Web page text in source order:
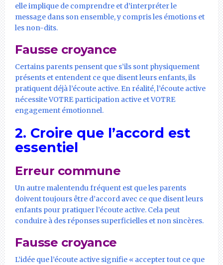
elle implique de comprendre et d’interpréter le
message dans son ensemble, y compris les émotions et
les non-dits.
Fausse croyance
Certains parents pensent que s’ils sont physiquement
présents et entendent ce que disent leurs enfants, ils
pratiquent déjà l’écoute active. En réalité, l’écoute active
nécessite VOTRE participation active et VOTRE
engagement émotionnel.
2. Croire que l’accord est
essentiel
Erreur commune
Un autre malentendu fréquent est que les parents
doivent toujours être d’accord avec ce que disent leurs
enfants pour pratiquer l’écoute active. Cela peut
conduire à des réponses superficielles et non sincères.
Fausse croyance
L’idée que l’écoute active signifie « accepter tout ce que